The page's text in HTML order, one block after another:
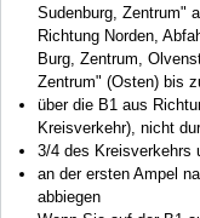
Sudenburg, Zentrum"
Richtung Norden,
Burg, Zentrum,
Zentrum" (Osten) bis
über die B1 aus
Kreisverkehr), nicht
3/4 des Kreisverkehrs
an der ersten Ampel
abbiegen